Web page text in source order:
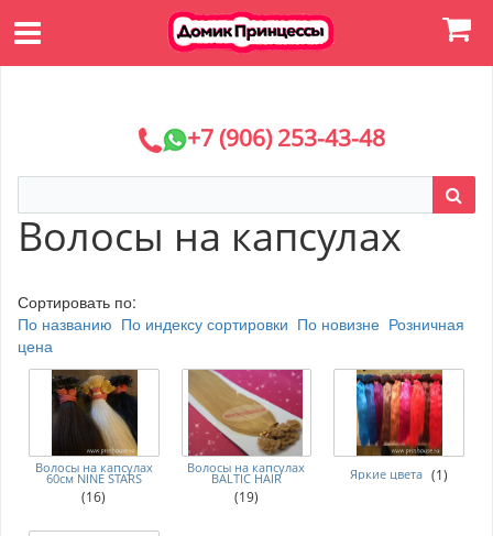
+7 (906) 253-43-48
Волосы на капсулах
Сортировать по:
По названию По индексу сортировки По новизне Розничная
цена
Волосы на капсулах
60см NINE STARS
(16)
Волосы на капсулах
BALTIC HAIR
(19)
Яркие цвета (1)